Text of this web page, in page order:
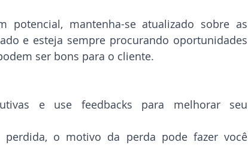
mantenha-se atualizado sobre as
e esteja sempre procurando oportunidades
ser bons para o cliente.
e use feedbacks para melhorar seu
o motivo da perda pode fazer você